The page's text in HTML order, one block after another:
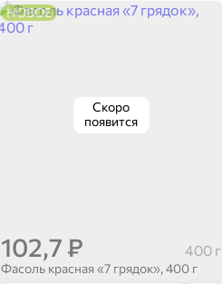
Скоро
появится
102,7 ₽ 400 г
Фасоль красная «7 грядок», 400 г
НОВОЕ